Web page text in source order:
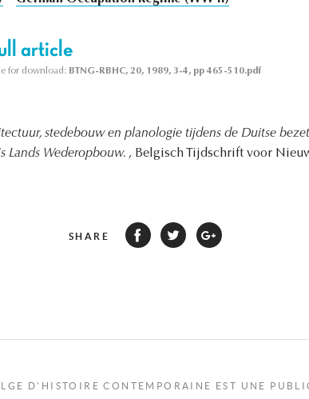
article
for download: BTNG-RBHC, 20, 1989, 3-4, pp 465-510.pdf
stedebouw en planologie tijdens de Duitse
Lands Wederopbouw. , Belgisch Tijdschrift voor
SHARE
D'HISTOIRE CONTEMPORAINE EST UNE